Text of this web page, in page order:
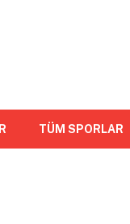
TÜM SPORLAR